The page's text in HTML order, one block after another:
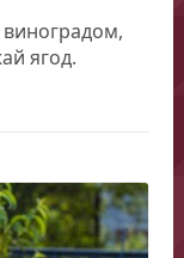
ягод.